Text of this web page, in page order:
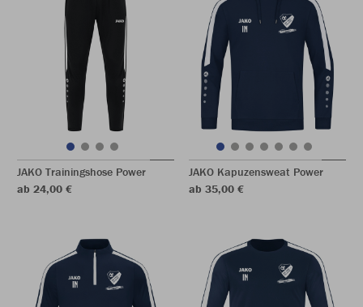
JAKO Trainingshose Power
ab 24,00 €
JAKO Kapuzensweat Power
ab 35,00 €